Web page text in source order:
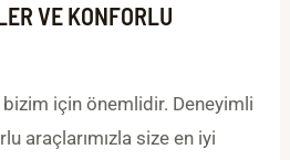
VE KONFORLU
için önemlidir. Deneyimli
araçlarımızla size en iyi